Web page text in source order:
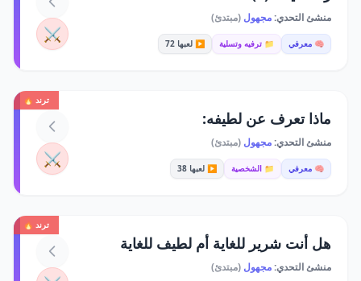
منشئ التحدي:مجهول (مبتدئ)
🧠 معرفي 📁 ترفيه وتسلية ▶️ لعبها 72 ⚔️
ترند 🔥
ماذا تعرف عن لطيفه:
منشئ التحدي:مجهول (مبتدئ)
🧠 معرفي 📁 الشخصية ▶️ لعبها 38 ⚔️
ترند 🔥
هل أنت شرير للغاية أم لطيف للغاية
منشئ التحدي:مجهول (مبتدئ)